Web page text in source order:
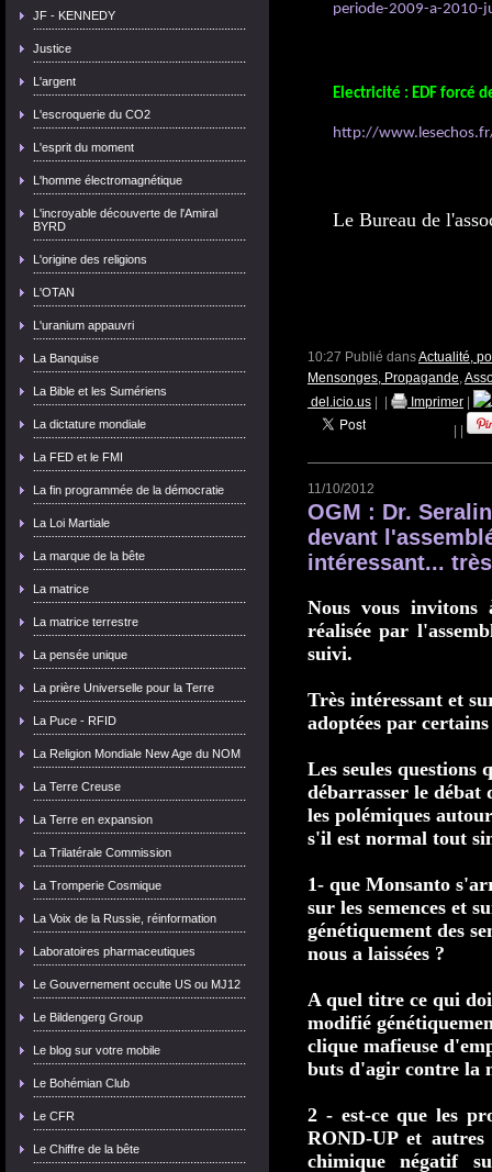
JF - KENNEDY
Justice
L'argent
L'escroquerie du CO2
L'esprit du moment
L'homme électromagnétique
L'incroyable découverte de l'Amiral
BYRD
L'origine des religions
L'OTAN
L'uranium appauvri
La Banquise
La Bible et les Sumériens
La dictature mondiale
La FED et le FMI
La fin programmée de la démocratie
La Loi Martiale
La marque de la bête
La matrice
La matrice terrestre
La pensée unique
La prière Universelle pour la Terre
La Puce - RFID
La Religion Mondiale New Age du NOM
La Terre Creuse
La Terre en expansion
La Trilatérale Commission
La Tromperie Cosmique
La Voix de la Russie, réinformation
Laboratoires pharmaceutiques
Le Gouvernement occulte US ou MJ12
Le Bildengerg Group
Le blog sur votre mobile
Le Bohémian Club
Le CFR
Le Chiffre de la bête
periode-2009-a-2010-
Electricité : EDF forcé
http://
Le Bureau de
10:27 Publié dansActualité,
Mensonges, Propagande
del.icio.us | | Imprimer |
| |
11/10/2012
OGM : Dr.
devant
intéressant...
Nous vous
réalisée par
suivi.
Très intéressant et
adoptées par certains
Les seules questions
débarrasser le débat
les polémiques
s'il est normal tout
1- que Monsanto
sur les semences et
génétiquement des
nous a laissées ?
A quel titre ce qui
modifié
clique mafieuse
buts d'agir contre la
2 - est-ce que les
ROND-UP et
chimique négatif